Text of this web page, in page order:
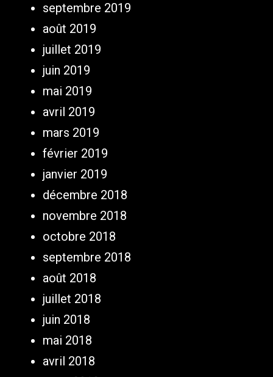
septembre 2019
août 2019
juillet 2019
juin 2019
mai 2019
avril 2019
mars 2019
février 2019
janvier 2019
décembre 2018
novembre 2018
octobre 2018
septembre 2018
août 2018
juillet 2018
juin 2018
mai 2018
avril 2018